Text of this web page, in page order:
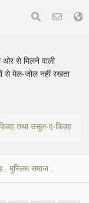
से मिलने वाली
से मेल-जोल नहीं रखता
तथा उसूल-ए-फ़िक़्ह
. मुस्लिम समाज .